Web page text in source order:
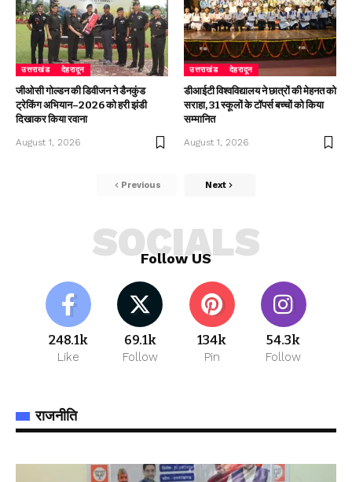
उत्तराखंड देहरादून
जीओसी गोल्डन की डिवीजन ने डैनकुंड
ट्रेकिंग अभियान–2026 को हरी झंडी
दिखाकर किया रवाना
August 1, 2026
उत्तराखंड देहरादून
डीआईटी विश्वविद्यालय ने छात्रों की मेहनत को
सराहा, 31 स्कूलों के टॉपर्स बच्चों को किया
सम्मानित
August 1, 2026
Previous Next
Follow US
SOCIALS
248.1k
Like
69.1k
Follow
134k
Pin
54.3k
Follow
राजनीति